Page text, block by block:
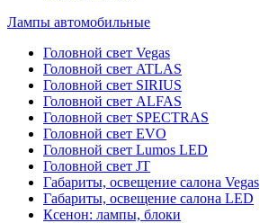
Лампы автомобильные
Головной свет Vegas
Головной свет ATLAS
Головной свет SIRIUS
Головной свет ALFAS
Головной свет SPECTRAS
Головной свет EVO
Головной свет Lumos LED
Головной свет JT
Габариты, освещение салона Vegas
Габариты, освещение салона LED
Ксенон: лампы, блоки